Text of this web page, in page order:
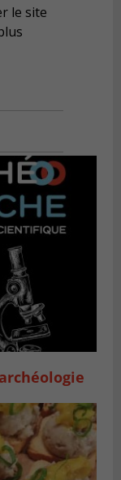
le site